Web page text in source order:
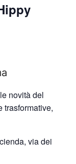
novità del
trasformative,
via dei